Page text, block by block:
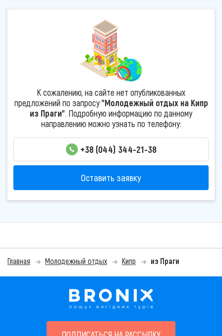
К сожалению, на сайте нет опубликованных
предложений по запросу"Молодежный отдых на Кипр
из Праги". Подробную информацию по данному
направлению можно узнать по телефону:
+38 (044) 344-21-38
Оставить заявку
Главная Молодежный отдых Кипр из Праги